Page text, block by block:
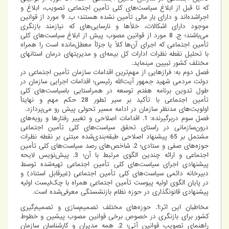
که تا قبل از ابلاغ سیاست‌های کلی تأمین اجتماعی تصویب، ابلاغ و
اجراشده‌اند و دارای بار مالی تأمین نشده هستند؛ ب. 9 مورد از قوانین
موجود دارای اشکالات، خلأها و نارسایی‌های که نیازمند بازنگری
می‌باشند؛ ج. 8 مورد از قوانین مصوب پیش از ابلاغ سیاست‌های کلی
تأمین اجتماعی که اجرای آن‌ها کلاً یا جزئاً معطل‌مانده است را همراه
با تحلیل نقطه نظرات ادارات کل بیمه‏‌ای و مدیریت‏های درمان استان‏های
مختلف کشور تبیین می‏نماید.
فصل دوم به: فرازهایی از مهم‌ترین اقدامات سازمان تأمین اجتماعی در
دولت مردمی شهید جمهور آیت‌الله رئیسی؛ اقدامات اجرایی سازمان در
طول تدوین برنامه هفتم توسعه در هم‏راستایی باسیاست‌های کلی
تأمین اجتماعی با تأکید بر سیر تطور 28 حکم مهم و نهایتاً
اولویت‌های مد‌نظر سازمان در ادامه مسیر تحولی پیش رو می‏‌پردازد.
فصل سوم دربرگیرنده: 1. اقدامات اصلاحی و تغییر رفتارها و رویه‌‏های
درون‌سازمانی در راستای تحقق سیاست‌های کلی تأمین اجتماعی
مشتمل بر 65 پیشنهاد اصلاحی طبقه‌بندی‌شده مبتنی بر نقطه نظرات
حوزه‏‌های صفی و ستادی؛ 2. شاخص‌های رصد سیاست‌های کلی تأمین
اجتماعی و ارائه چندین الگوی مرتبط با آن؛ 3. پیش‌نویس لایحه
پیشنهادی اجرای سیاست‌های کلی تأمین اجتماعی تهیه‌شده توسط
دبیرخانه دائمی سیاست‌های کلی تأمین اجتماعی (غیرقابل استناد) و
در پایان الگوی اولیه پیوست تأمین اجتماعی همراه با چک‌لیست اولیه
پیشنهادی قانون‏گذاری در حوزه نظام بازنشستگی معرفی‌شده است.
مخاطبان این اثر:1. حوزه‏‌های مختلف تصمیم‌‏سازی و تصمیم‌‏گیری
کشور برای بازنگری در خصوص برخی قوانین مصوب پیشین و خطوط
راهنمای تصویب قوانین آتی؛ 2. همه مدیران و کارشناسان سازمان